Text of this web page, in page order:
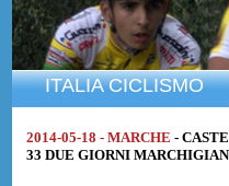
ITALIA CICLISMO
2014-05-18 - MARCHE -
33 DUE GIORNI